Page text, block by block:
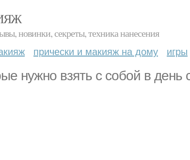
новинки, секреты, техника нанесения
прически и макияж на дому игры
нужно взять с собой в день